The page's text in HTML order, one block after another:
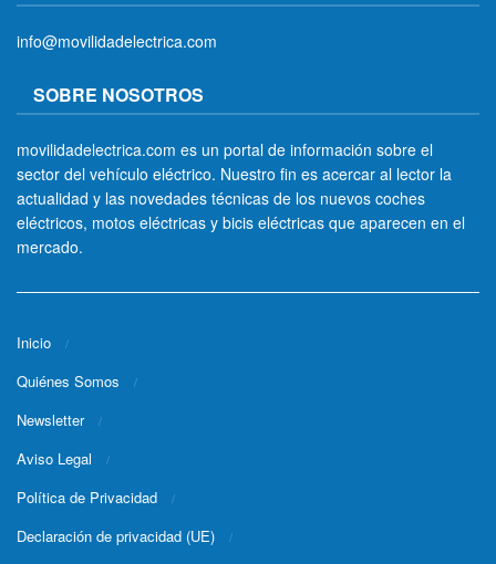
info@movilidadelectrica.com
SOBRE NOSOTROS
movilidadelectrica.com es un portal de información sobre el
sector del vehículo eléctrico. Nuestro fin es acercar al lector la
actualidad y las novedades técnicas de los nuevos coches
eléctricos, motos eléctricas y bicis eléctricas que aparecen en el
mercado.
Inicio
Quiénes Somos
Newsletter
Aviso Legal
Política de Privacidad
Declaración de privacidad (UE)